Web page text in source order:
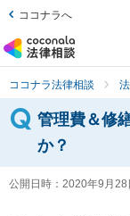
ココナラへ
ココナラ法律相談
管理費＆修
か？
公開日時： 2020年9月28